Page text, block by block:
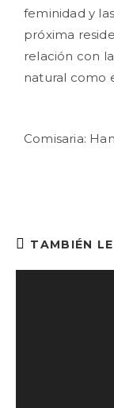
feminidad y
próxima
relación con
natural como
Comisaria:
TAMBIÉN